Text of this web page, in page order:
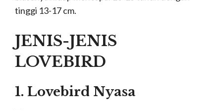
tinggi 13-17 cm.
JENIS-JENIS
LOVEBIRD
1. Lovebird Nyasa